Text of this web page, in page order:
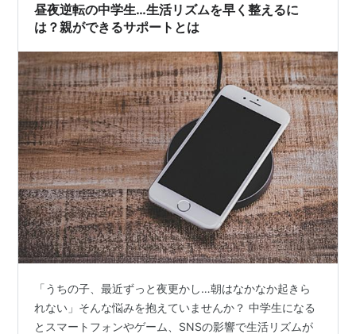
昼夜逆転の中学生…生活リズムを早く整えるに
は？親ができるサポートとは
「うちの子、最近ずっと夜更かし…朝はなかなか起きら
れない」そんな悩みを抱えていませんか？ 中学生になる
とスマートフォンやゲーム、SNSの影響で生活リズムが